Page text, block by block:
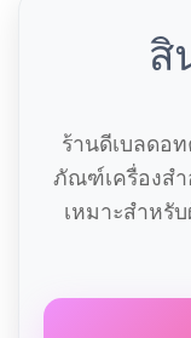
สิ
ร้านดีเบลดอ
ภัณฑ์เครื่องสำ
เหมาะสำหรั